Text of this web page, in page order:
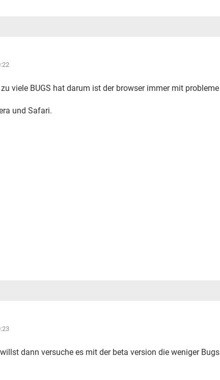
viele BUGS hat darum ist der browser immer mit probleme
und Safari.
dann versuche es mit der beta version die weniger Bugs